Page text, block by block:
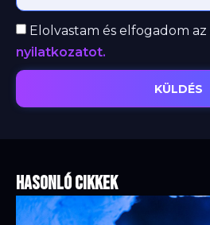
Elolvastam és elfogadom az
nyilatkozatot.
KÜLDÉS
Hasonló cikkek